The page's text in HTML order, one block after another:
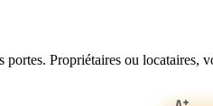
Propriétaires ou locataires,